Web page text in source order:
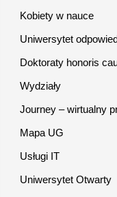
Kobiety w nauce
Uniwersytet
Doktoraty honoris
Wydziały
Journey – wirtualny
Mapa UG
Usługi IT
Uniwersytet Otwarty